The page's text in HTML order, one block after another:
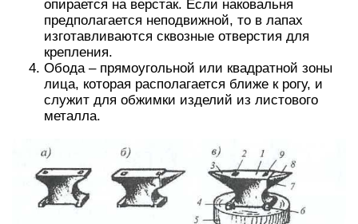
опирается на верстак. Если наковальня
предполагается неподвижной, то в лапах
изготавливаются сквозные отверстия для
крепления.
Обода – прямоугольной или квадратной зоны
лица, которая располагается ближе к рогу, и
служит для обжимки изделий из листового
металла.